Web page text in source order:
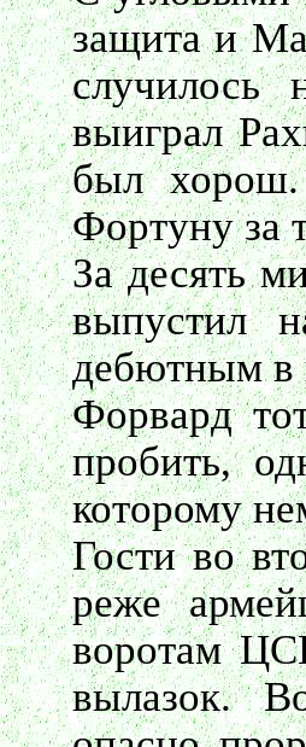
защита и
случилось
выиграл
был хорош.
Фортуну за
За десять
выпустил
дебютным в
Форвард
пробить,
которому
Гости во
реже
воротам
вылазок.